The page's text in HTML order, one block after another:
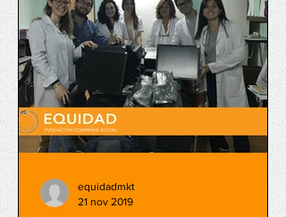
equidadmkt
21 nov 2019